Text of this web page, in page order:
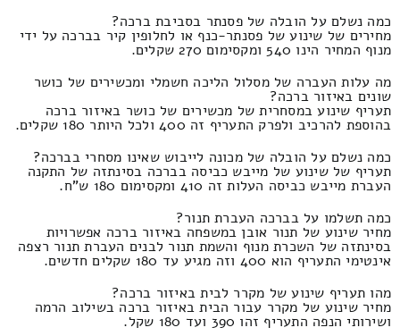
כמה נשלם על הובלה של פסנתר בסביבת ברכה?
מחירים של שינוע של פסנתר-כנף או לחלופין קיר בברכה על ידי
מנוף המחיר הינו 540 ומקסימום 270 שקלים.
מה עלות העברה של מסלול הליכה חשמלי ומכשירים של כושר
שונים באיזור ברכה?
תעריף שינוע במסחרית של מכשירים של כושר באיזור ברכה
בהוספת להרכיב ולפרק התעריף זה 400 ולכל היותר 180 שקלים.
כמה נשלם על הובלה של מכונה לייבוש שאינו מסחרי בברכה?
תעריף של שינוע של מייבש כביסה בברכה בסינתזה של התקנה
העברת מייבש כביסה העלות זה 410 ומקסימום 180 ש"ח.
כמה תשלמו על בברכה העברת תנור?
מחיר שינוע של תנור אובן במשפחה באיזור ברכה אפשרויות
בסינתזה של השכרת מנוף והשמת תנור לבנים העברת תנור רצפה
אינטימי התעריף הוא 400 וזה מגיע עד 180 שקלים חדשים.
מהו תעריף שינוע של מקרר לבית באיזור ברכה?
מחיר שינוע של מקרר עבור הבית באיזור ברכה בשילוב הרמה
ושירותי הנפה התעריף זהו 390 ועד 180 שקל.